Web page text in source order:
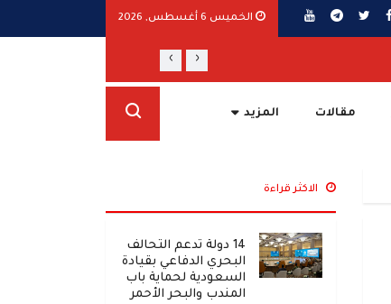
الخميس 6 أغسطس, 2026
أمريكا: دعم اليمن ومواجهة "إرهاب"
‹
›
مقالات المزيد
الاكثر قراءة
14 دولة تدعم التحالف
البحري الدفاعي بقيادة
السعودية لحماية باب
المندب والبحر الأحمر